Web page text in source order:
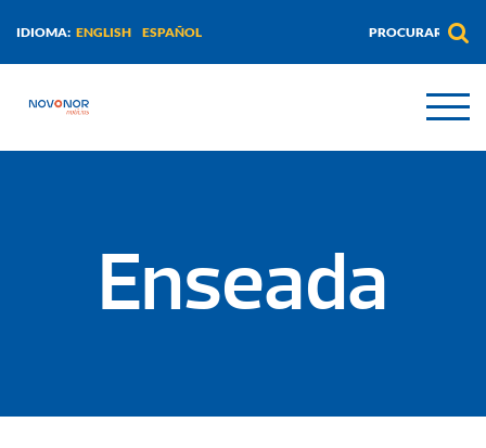
IDIOMA: ENGLISH ESPAÑOL
Enseada